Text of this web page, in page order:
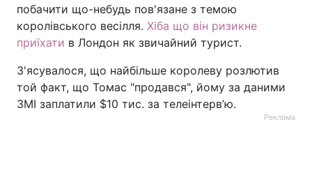
побачити що-небудь пов'язане з темою
королівського весілля. Хіба що він ризикне
приїхати в Лондон як звичайний турист.
З'ясувалося, що найбільше королеву розлютив
той факт, що Томас "продався", йому за даними
ЗМІ заплатили $10 тис. за телеінтерв’ю.
Реклама